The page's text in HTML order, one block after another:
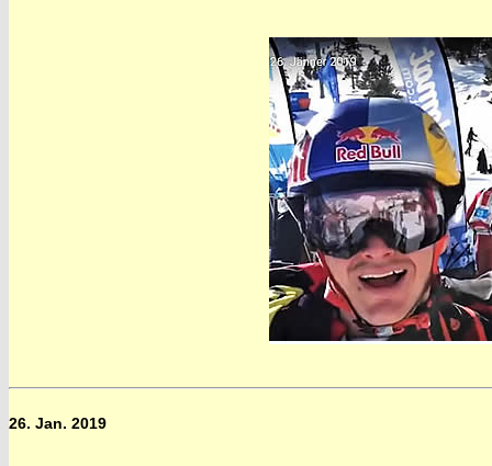
26. Jan. 2019